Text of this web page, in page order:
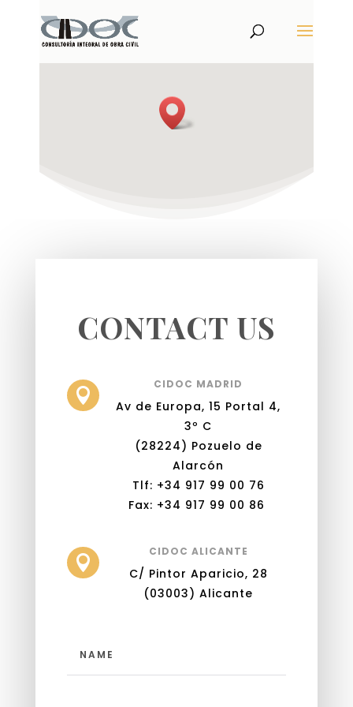
CONTACT US

CIDOC MADRID
Av de Europa, 15 Portal 4,
3º C
(28224) Pozuelo de
Alarcón
Tlf: +34 917 99 00 76
Fax: +34 917 99 00 86

CIDOC ALICANTE
C/ Pintor Aparicio, 28
(03003) Alicante